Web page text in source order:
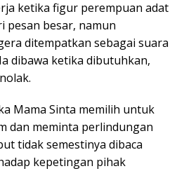
ketika figur perempuan adat
pesan besar, namun
ditempatkan sebagai suara
dibawa ketika dibutuhkan,
Mama Sinta memilih untuk
dan meminta perlindungan
tidak semestinya dibaca
kepetingan pihak